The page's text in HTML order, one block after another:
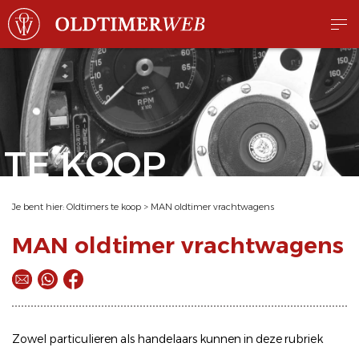
TE KOOP
Je bent hier: Oldtimers te koop > MAN oldtimer vrachtwagens
MAN oldtimer vrachtwagens
Zowel particulieren als handelaars kunnen in deze rubriek